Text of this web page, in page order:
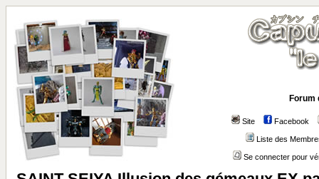
Forum
Site Facebook
Liste des
Se connecter pour